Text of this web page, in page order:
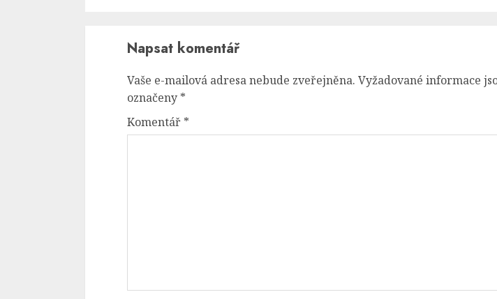
Napsat komentář
Vaše e-mailová adresa nebude zveřejněna. Vyžadované informace
označeny *
Komentář *